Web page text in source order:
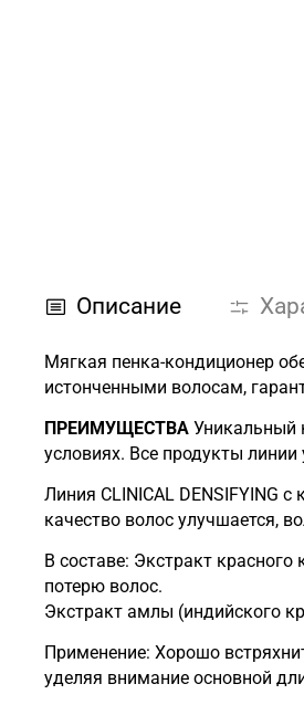
Описание
Мягкая пенка-кондиционер
истонченными волосам,
ПРЕИМУЩЕСТВА Уникальный
условиях. Все продукты
Линия СLINICAL DENSIFYING
качество волос улучшается,
В составе: Экстракт
потерю волос.
Экстракт амлы (индийского
Применение: Хорошо
уделяя внимание основной